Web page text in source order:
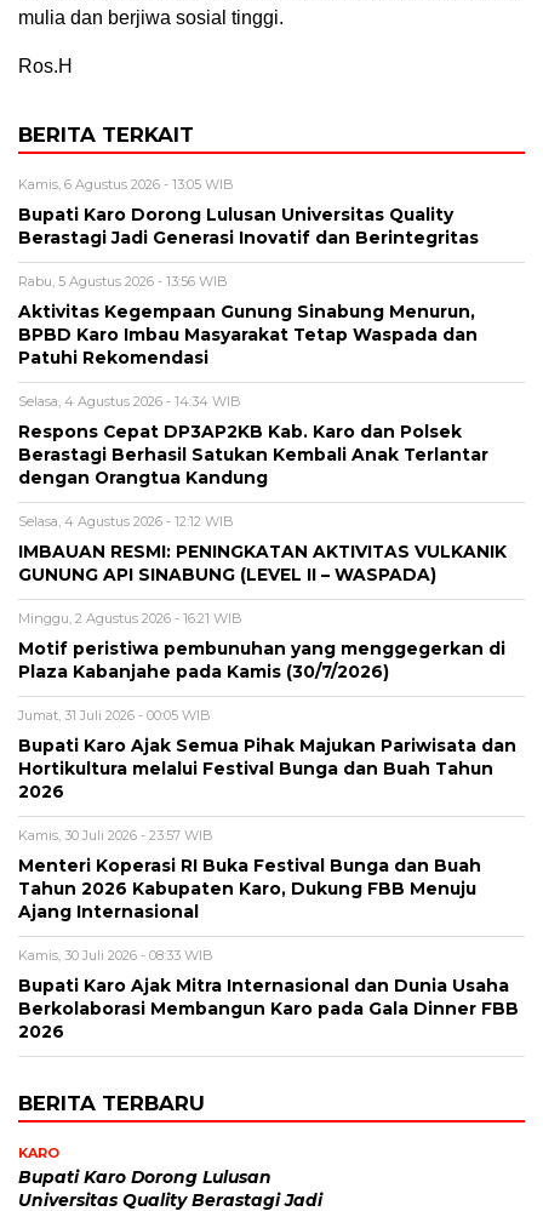
mulia dan berjiwa sosial tinggi.
Ros.H
BERITA TERKAIT
Kamis, 6 Agustus 2026 - 13:05 WIB
Bupati Karo Dorong Lulusan Universitas Quality
Berastagi Jadi Generasi Inovatif dan Berintegritas
Rabu, 5 Agustus 2026 - 13:56 WIB
Aktivitas Kegempaan Gunung Sinabung Menurun,
BPBD Karo Imbau Masyarakat Tetap Waspada dan
Patuhi Rekomendasi
Selasa, 4 Agustus 2026 - 14:34 WIB
Respons Cepat DP3AP2KB Kab. Karo dan Polsek
Berastagi Berhasil Satukan Kembali Anak Terlantar
dengan Orangtua Kandung
Selasa, 4 Agustus 2026 - 12:12 WIB
IMBAUAN RESMI: PENINGKATAN AKTIVITAS VULKANIK
GUNUNG API SINABUNG (LEVEL II – WASPADA)
Minggu, 2 Agustus 2026 - 16:21 WIB
Motif peristiwa pembunuhan yang menggegerkan di
Plaza Kabanjahe pada Kamis (30/7/2026)
Jumat, 31 Juli 2026 - 00:05 WIB
Bupati Karo Ajak Semua Pihak Majukan Pariwisata dan
Hortikultura melalui Festival Bunga dan Buah Tahun
2026
Kamis, 30 Juli 2026 - 23:57 WIB
Menteri Koperasi RI Buka Festival Bunga dan Buah
Tahun 2026 Kabupaten Karo, Dukung FBB Menuju
Ajang Internasional
Kamis, 30 Juli 2026 - 08:33 WIB
Bupati Karo Ajak Mitra Internasional dan Dunia Usaha
Berkolaborasi Membangun Karo pada Gala Dinner FBB
2026
BERITA TERBARU
KARO
Bupati Karo Dorong Lulusan
Universitas Quality Berastagi Jadi